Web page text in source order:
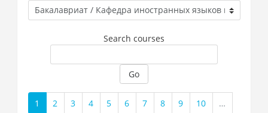
Search courses
Go
1
2 3 4 5 6 7 8 9 10
…